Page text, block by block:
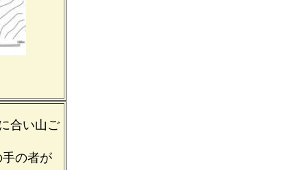
合い山ご
の者が